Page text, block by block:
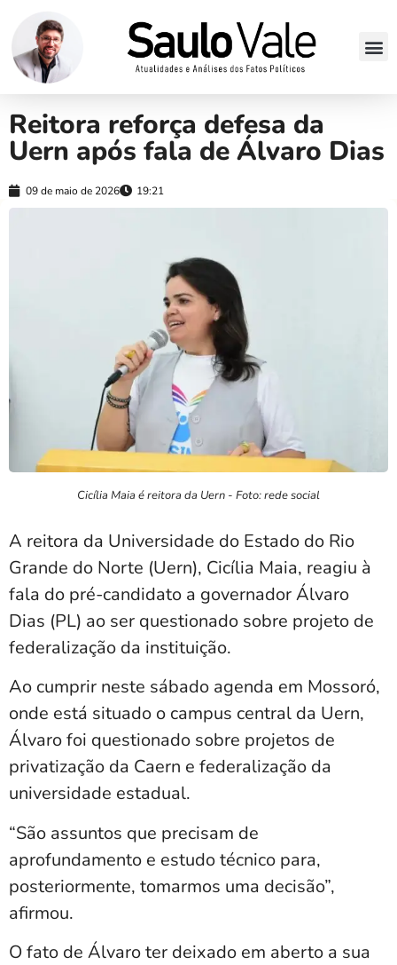
Reitora reforça defesa da
Uern após fala de Álvaro Dias
09 de maio de 2026 19:21
Cicília Maia é reitora da Uern - Foto: rede social
A reitora da Universidade do Estado do Rio
Grande do Norte (Uern), Cicília Maia, reagiu à
fala do pré-candidato a governador Álvaro
Dias (PL) ao ser questionado sobre projeto de
federalização da instituição.
Ao cumprir neste sábado agenda em Mossoró,
onde está situado o campus central da Uern,
Álvaro foi questionado sobre projetos de
privatização da Caern e federalização da
universidade estadual.
“São assuntos que precisam de
aprofundamento e estudo técnico para,
posteriormente, tomarmos uma decisão”,
afirmou.
O fato de Álvaro ter deixado em aberto a sua